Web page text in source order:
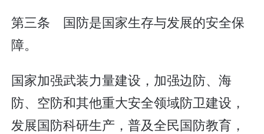
第三条 国防是国家生存与发展的安全保
障。
国家加强武装力量建设，加强边防、海
防、空防和其他重大安全领域防卫建设，
发展国防科研生产，普及全民国防教育，